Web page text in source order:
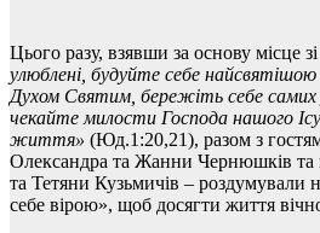
Цього разу, взявши за основу місце
улюблені, будуйте себе
Духом Святим, бережіть себе самих
чекайте милости Господа нашого
життя» (Юд.1:20,21), разом з
Олександра та Жанни Чернюшків
та Тетяни Кузьмичів – роздумували
себе вірою», щоб досягти життя